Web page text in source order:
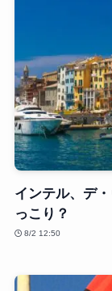
インテル、デ
っこり？
8/2 12:50